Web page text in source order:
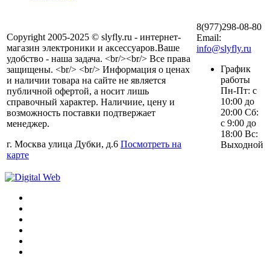
Copyright 2005-2025 © slyfly.ru - интернет-
магазин электроники и аксессуаров.Ваше
удобство - наша задача. <br/><br/> Все права
защищены. <br/> <br/> Информация о ценах
и наличии товара на сайте не является
публичной офертой, а носит лишь
справочный характер. Наличиие, цену и
возможность поставки подтвержает
менеджер.
г. Москва улица Дубки, д.6 Посмотреть на
карте
8(977)298-08-80
Email:
info@slyfly.ru
График
работы
Пн-Пт: с
10:00 до
20:00 Сб:
с 9:00 до
18:00 Вс:
Выходной